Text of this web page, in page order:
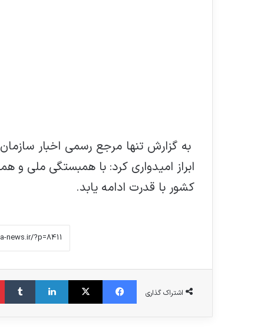
به گزارش تنها مرجع رسمی اخبار
ابراز امیدواری کرد: با همبستگی ملی
کشور با قدرت ادامه یابد.
اشتراک گذاری
فیس بوک X لینکدین ‫تامبلر